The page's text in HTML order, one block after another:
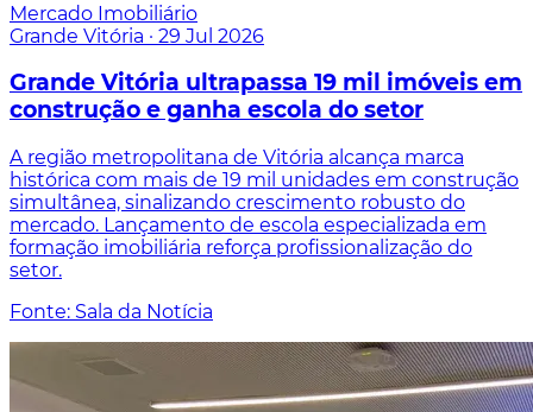
Mercado Imobiliário
Grande Vitória · 29 Jul 2026
Grande Vitória ultrapassa 19 mil imóveis em
construção e ganha escola do setor
A região metropolitana de Vitória alcança marca
histórica com mais de 19 mil unidades em construção
simultânea, sinalizando crescimento robusto do
mercado. Lançamento de escola especializada em
formação imobiliária reforça profissionalização do
setor.
Fonte: Sala da Notícia